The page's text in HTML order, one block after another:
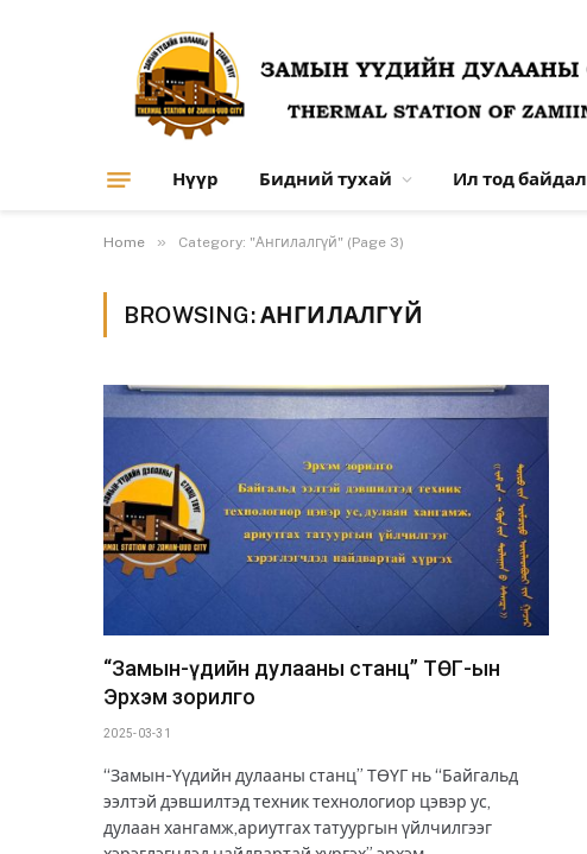
Нүүр Бидний тухай Ил тод байдал
Home » Category: "Ангилалгүй" (Page 3)
BROWSING:АНГИЛАЛГҮЙ
“Замын-Үүдийн дулааны станц” ТӨҮГ-ын
Эрхэм зорилго
2025-03-31
“Замын-Үүдийн дулааны станц” ТӨҮГ нь “Байгальд
ээлтэй дэвшилтэд техник технологиор цэвэр ус,
дулаан хангамж,ариутгах татуургын үйлчилгээг